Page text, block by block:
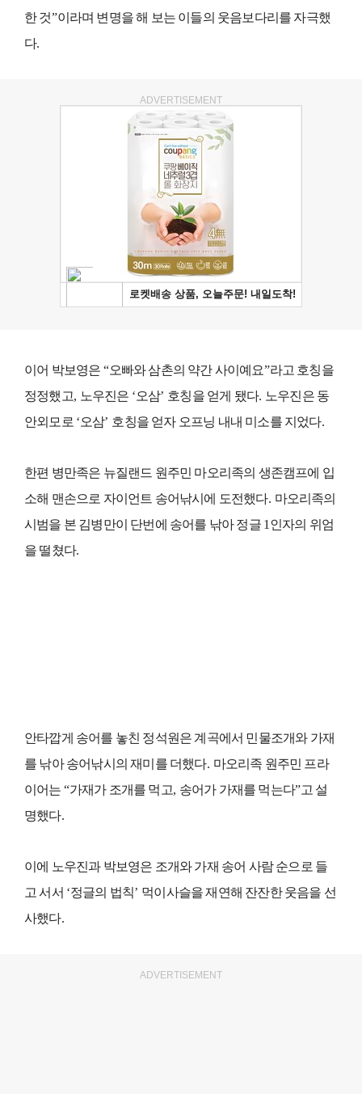
한 것”이라며 변명을 해 보는 이들의 웃음보다리를 자극했
다.
ADVERTISEMENT
이어 박보영은 “오빠와 삼촌의 약간 사이예요”라고 호칭을
정정했고, 노우진은 ‘오삼’ 호칭을 얻게 됐다. 노우진은 동
안외모로 ‘오삼’ 호칭을 얻자 오프닝 내내 미소를 지었다.
한편 병만족은 뉴질랜드 원주민 마오리족의 생존캠프에 입
소해 맨손으로 자이언트 송어낚시에 도전했다. 마오리족의
시범을 본 김병만이 단번에 송어를 낚아 정글 1 인자의 위엄
을 떨쳤다.
안타깝게 송어를 놓친 정석원은 계곡에서 민물조개와 가재
를 낚아 송어낚시의 재미를 더했다. 마오리족 원주민 프라
이어는 “가재가 조개를 먹고, 송어가 가재를 먹는다”고 설
명했다.
이에 노우진과 박보영은 조개와 가재 송어 사람 순으로 들
고 서서 ‘정글의 법칙’ 먹이사슬을 재연해 잔잔한 웃음을 선
사했다.
ADVERTISEMENT